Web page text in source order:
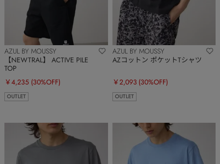
AZUL BY MOUSSY
【NEWTRAL】 ACTIVE PILE
TOP
￥4,235 (30%OFF)
OUTLET
AZUL BY MOUSSY
AZコットン ポケットTシャツ
￥2,093 (30%OFF)
OUTLET